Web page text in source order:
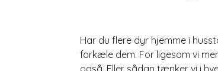
Har du flere dyr hjemme i
forkæle dem. For ligesom vi
også. Eller sådan tænker vi i